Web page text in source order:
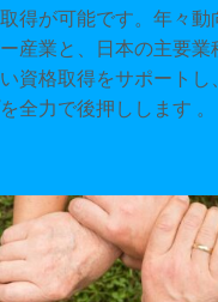
得が可能です。年々動
産業と、日本の主要業
資格取得をサポートし
全力で後押しします 。